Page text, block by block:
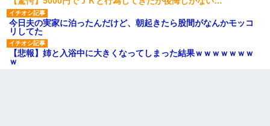
今日夫の実家に泊ったんだけど、朝起きたら股間がなんかモッコ
リしてた
【悲報】姉と入浴中に大きくなってしまった結果ｗｗｗｗｗｗｗ
ｗ